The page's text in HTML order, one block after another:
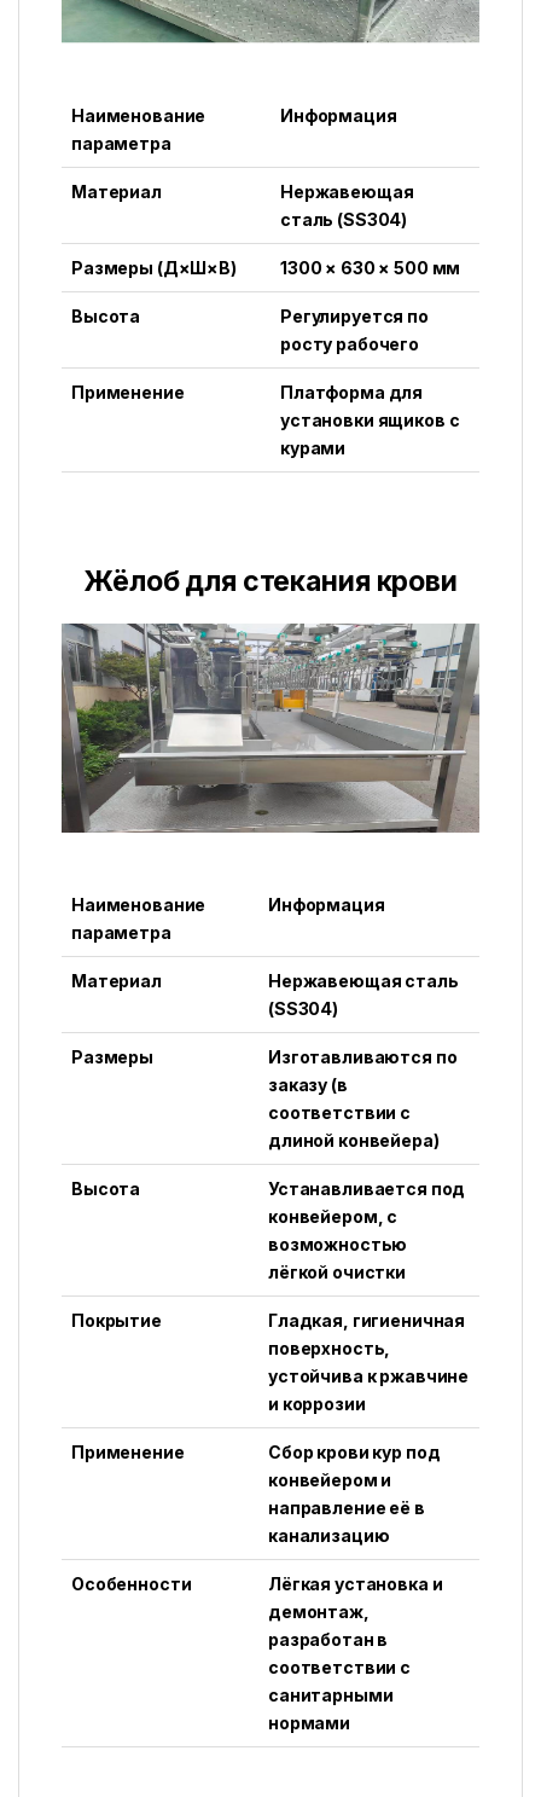
Наименование
параметра
Информация
Материал
Нержавеющая
сталь (SS304)
Размеры (Д×Ш×В) 1300 × 630 × 500 мм
Высота
Регулируется по
росту рабочего
Применение
Платформа для
установки ящиков с
курами
Жёлоб для стекания крови
Наименование
параметра
Информация
Материал
Нержавеющая сталь
(SS304)
Размеры
Изготавливаются по
заказу (в
соответствии с
длиной конвейера)
Высота
Устанавливается под
конвейером, с
возможностью
лёгкой очистки
Покрытие
Гладкая, гигиеничная
поверхность,
устойчива к ржавчине
и коррозии
Применение
Сбор крови кур под
конвейером и
направление её в
канализацию
Особенности
Лёгкая установка и
демонтаж,
разработан в
соответствии с
санитарными
нормами